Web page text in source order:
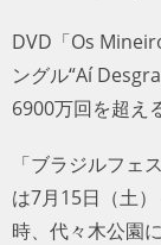
DVD「Os
ングル“Aí
6900万回を超え
「ブラジルフェ
は7月15日（土
時、代々木公園